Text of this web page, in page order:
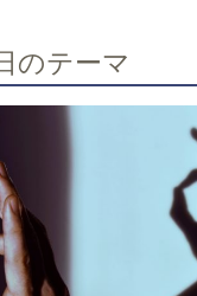
のテーマ